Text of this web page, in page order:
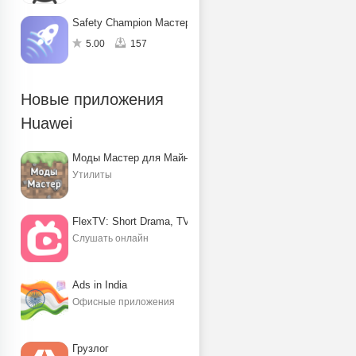
Safety Champion Мастер защиты
5.00 157
Новые приложения
Huawei
Моды Мастер для Майнкрафт ПЕ
Утилиты
FlexTV: Short Drama, TV, Reels
Слушать онлайн
Ads in India
Офисные приложения
Грузлог